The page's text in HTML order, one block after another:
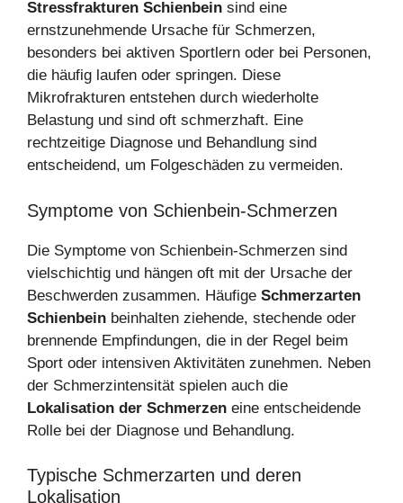
Stressfrakturen Schienbein sind eine
ernstzunehmende Ursache für Schmerzen,
besonders bei aktiven Sportlern oder bei Personen,
die häufig laufen oder springen. Diese
Mikrofrakturen entstehen durch wiederholte
Belastung und sind oft schmerzhaft. Eine
rechtzeitige Diagnose und Behandlung sind
entscheidend, um Folgeschäden zu vermeiden.
Symptome von Schienbein-Schmerzen
Die Symptome von Schienbein-Schmerzen sind
vielschichtig und hängen oft mit der Ursache der
Beschwerden zusammen. Häufige Schmerzarten
Schienbein beinhalten ziehende, stechende oder
brennende Empfindungen, die in der Regel beim
Sport oder intensiven Aktivitäten zunehmen. Neben
der Schmerzintensität spielen auch die
Lokalisation der Schmerzen eine entscheidende
Rolle bei der Diagnose und Behandlung.
Typische Schmerzarten und deren
Lokalisation